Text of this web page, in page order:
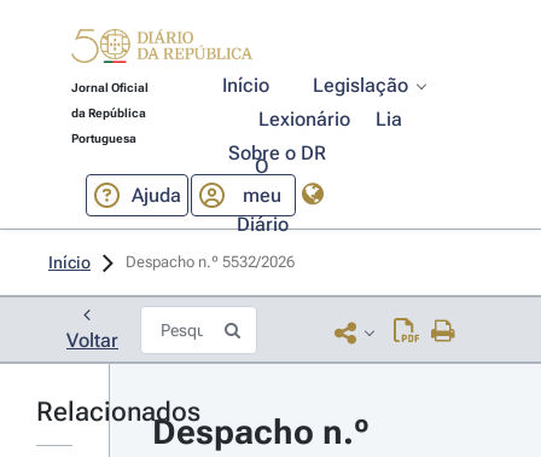
Jornal Oficial
da República
Portuguesa
Início
Legislação
Lexionário
Lia
Sobre o DR
Ajuda
O
meu
Diário
Início Despacho n.º 5532/2026
Voltar
Relacionados
Despacho n.º